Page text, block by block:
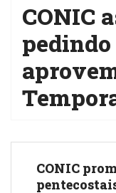
CONIC
pedindo
CONIC